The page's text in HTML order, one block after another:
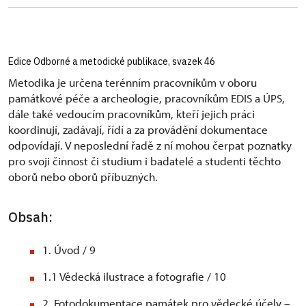
Edice Odborné a metodické publikace, svazek 46
Metodika je určena terénním pracovníkům v oboru
památkové péče a archeologie, pracovníkům EDIS a ÚPS,
dále také vedoucím pracovníkům, kteří jejich práci
koordinují, zadávají, řídí a za provádění dokumentace
odpovídají. V neposlední řadě z ní mohou čerpat poznatky
pro svoji činnost či studium i badatelé a studenti těchto
oborů nebo oborů příbuzných.
Obsah:
1. Úvod / 9
1.1 Vědecká ilustrace a fotografie / 10
2. Fotodokumentace památek pro vědecké účely –